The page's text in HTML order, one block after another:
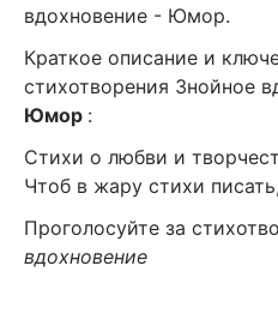
вдохновение - Юмор.
Краткое описание и
стихотворения Знойное
Юмор :
Стихи о любви и
Чтоб в жару стихи
Проголосуйте за
вдохновение